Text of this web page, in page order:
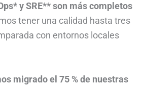
y SRE** son más completos
tener una calidad hasta tres
con entornos locales
migrado el 75 % de nuestras